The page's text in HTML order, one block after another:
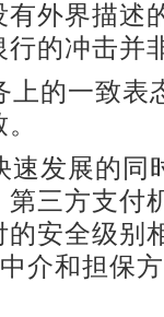
外界描述
的冲击并
的一致表
发展的同
三方支付
安全级别
介和担保